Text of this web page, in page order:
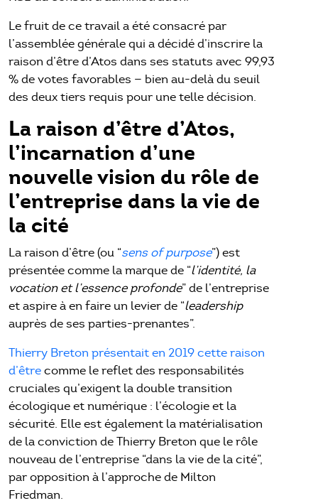
Le fruit de ce travail a été consacré par
l’assemblée générale qui a décidé d’inscrire la
raison d’être d’Atos dans ses statuts avec 99,93
% de votes favorables — bien au-delà du seuil
des deux tiers requis pour une telle décision.
La raison d’être d’Atos,
l’incarnation d’une
nouvelle vision du rôle de
l’entreprise dans la vie de
la cité
La raison d’être (ou “sens of purpose”) est
présentée comme la marque de “l’identité, la
vocation et l’essence profonde” de l’entreprise
et aspire à en faire un levier de “leadership
auprès de ses parties-prenantes”.
Thierry Breton présentait en 2019 cette raison
d’êtrecomme le reflet des responsabilités
cruciales qu’exigent la double transition
écologique et numérique : l’écologie et la
sécurité. Elle est également la matérialisation
de la conviction de Thierry Breton que le rôle
nouveau de l’entreprise “dans la vie de la cité”,
par opposition à l’approche de Milton
Friedman.